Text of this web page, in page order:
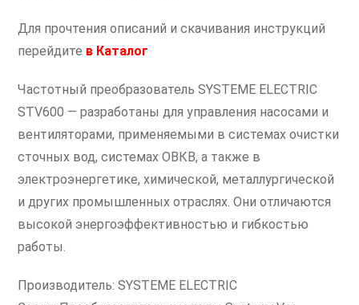
Для прочтения описаний и скачивания инструкций
перейдите в Каталог
Частотный преобразователь SYSTEME ELECTRIC
STV600 — разработаны для управления насосами и
вентиляторами, применяемыми в системах очистки
сточных вод, системах ОВКВ, а также в
электроэнергетике, химической, металлургической
и других промышленных отраслях. Они отличаются
высокой энергоэффективностью и гибкостью
работы.
Производитель: SYSTEME ELECTRIC